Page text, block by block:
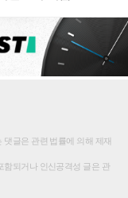
글은 관련 법률에 의해 제재
함되거나 인신공격성 글은 관